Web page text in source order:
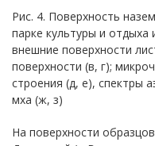
Рис. 4. Поверхность
парке культуры и отдыха
внешние поверхности
поверхности (в, г);
строения (д, е), спектры
мха (ж, з)
На поверхности